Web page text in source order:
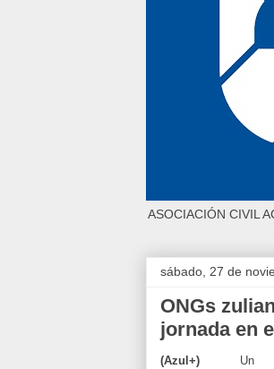
ASOCIACIÓN CIVIL
sábado, 27 de
ONGs
jornada en
(Azul+) Un